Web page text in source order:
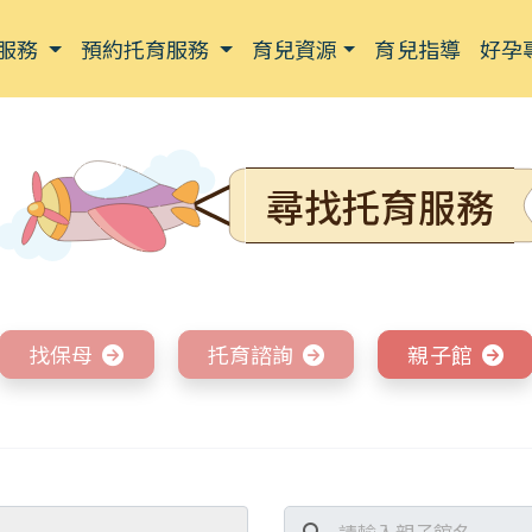
務 預約托育服務 育兒資源 育兒指導 好孕
尋找托育服務
找保母 托育諮詢 親子館